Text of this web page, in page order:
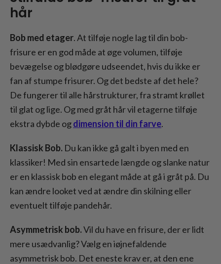
hår
Bob med etager. At tilføje nogle lag til din bob-
frisure er en god måde at øge volumen, tilføje
bevægelse og blødgøre udseendet, hvis du ikke er
fan af stumpe frisurer. Og det bedste af det hele?
De fungerer til alle hårstrukturer, fra stramt krøllet
til glat og lige. Og med gråt hår vil etagerne tilføje
ekstra dybde ogdimension til din farve.
Klassisk Bob. Du kan ikke gå galt i byen med en
klassiker! Med sin ensartede længde og slanke natur
er en klassisk bob en elegant måde at gå i gråt på. Du
kan ændre looket ved at ændre din skilning eller
eventuelt tilføje pandehår.
Asymmetrisk bob.Vil du have en frisure, der er lidt
mere usædvanlig? Vælg en iøjnefaldende
asymmetrisk bob. Det eneste krav er, at den ene